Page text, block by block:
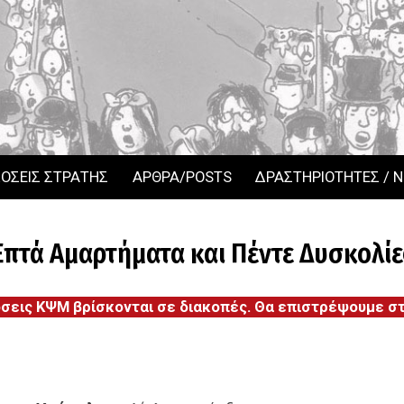
ΣΤΡΑΤΗΣ ΑΡΘΡΑ/POSTS ΔΡΑΣΤΗΡΙΟΤΗΤΕΣ /
Αμαρτήματα και Πέντε
ΚΨΜ βρίσκονται σε διακοπές. Θα επιστρέψουμε